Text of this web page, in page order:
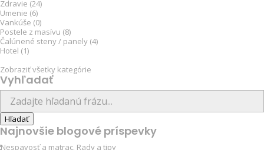
Zdravie (24)
Umenie (6)
Vankúše (0)
Postele z masívu (8)
Čalúnené steny / panely (4)
Hotel (1)
Zobraziť všetky kategórie
Vyhľadať
Najnovšie blogové príspevky